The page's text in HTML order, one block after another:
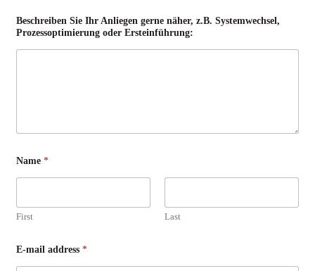
Beschreiben Sie Ihr Anliegen gerne näher, z.B. Systemwechsel,
Prozessoptimierung oder Ersteinführung:
h
B
.
c
Name*
First Last
E-mail address*